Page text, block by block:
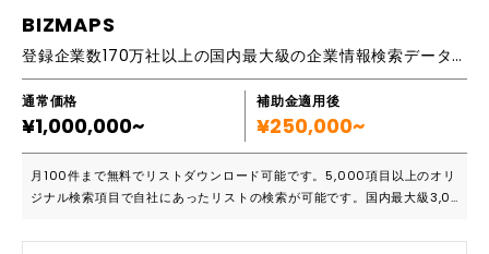
スト上位のものからビデオを毎月配信し、常に新しい気づきを与え、双方
で構築しゆく環境を提供致します。 さらに、受講生の皆様が、現場で出
会う、「さまざまな？？」に、ヘルプデスクとして①タイムリーに、その
状況下で、②CADという武器を駆使し、③個別zoomで、より的確に、問
題解決をし、成長につなげるべく、お手伝いを致します。 その期間は
６か月としますが、最長１年までの延長が可能でございます。 ■主要機能
ます。） ・①基本操作 ・②寸法設定 ・③画層管理 ・④外部参照 ・⑤今
日から印刷 など（必要に応じ、毎月新しいく更新されていきます。）
BIZMAPS
登録企業数170万社以上の国内最大級の企業情報検索データベース
通常価格
¥1,000,000~
補助金適用後
¥250,000~
月100件まで無料でリストダウンロード可能です。5,000項目以上のオリ
ジナル検索項目で自社にあったリストの検索が可能です。国内最大級3,0
んな方におススメです ・たくさんのハウスハウスリストデータを活用し